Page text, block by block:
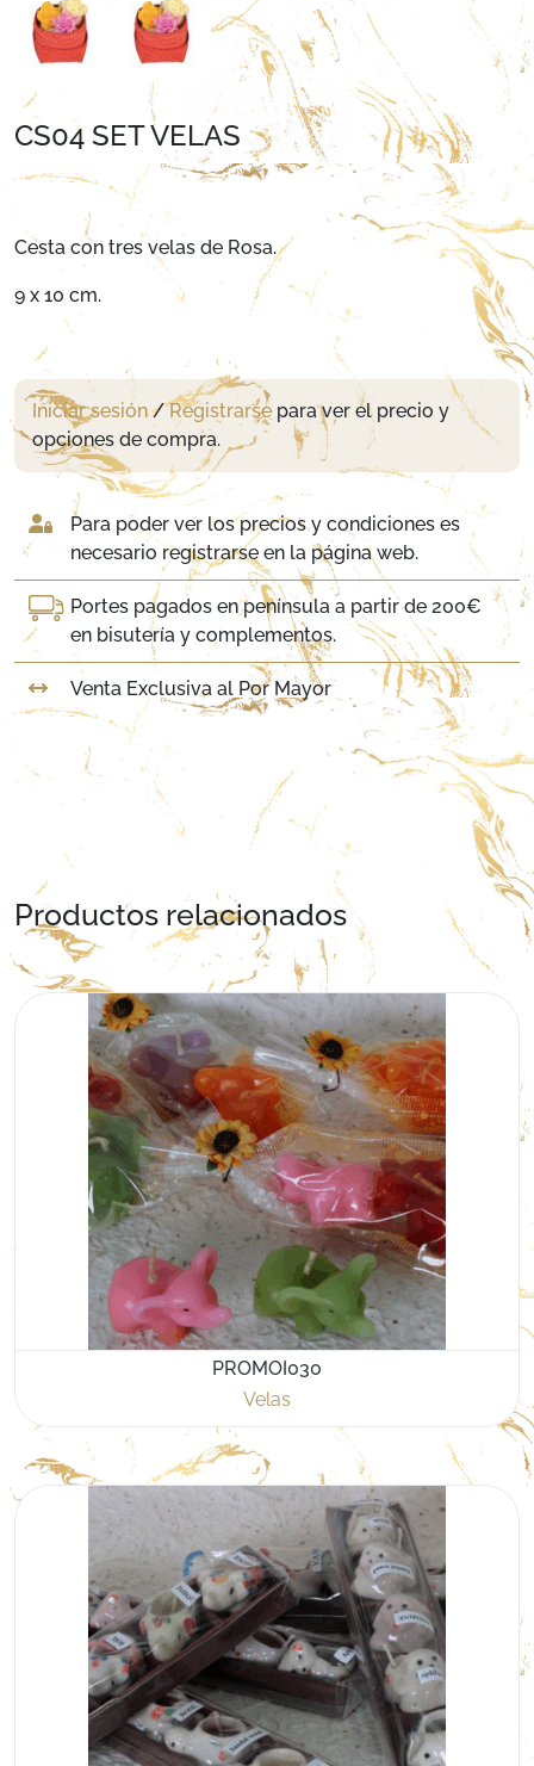
CS04 SET VELAS
Cesta con tres velas de Rosa.
9 x 10 cm.
Iniciar sesión/Registrarse para ver el precio y
opciones de compra.
Para poder ver los precios y condiciones es
necesario registrarse en la página web.
Portes pagados en península a partir de 200€
en bisutería y complementos.
Venta Exclusiva al Por Mayor
Productos relacionados
PROMOI030
Velas